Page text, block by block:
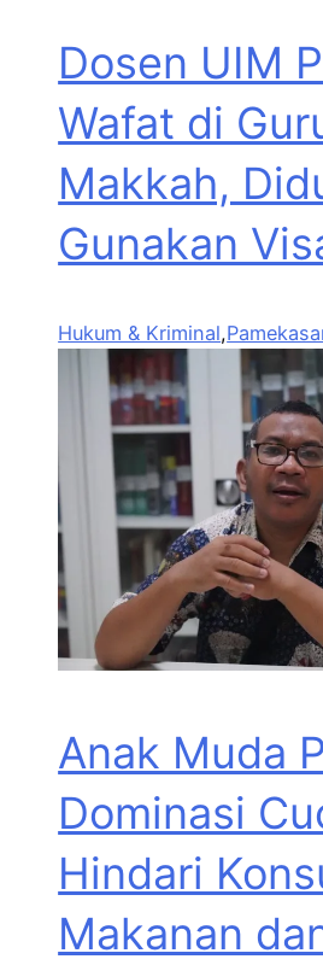
Dosen UIM
Wafat di
Makkah,
Gunakan
Hukum & Kriminal,
Anak Muda
Dominasi
Hindari
Makanan